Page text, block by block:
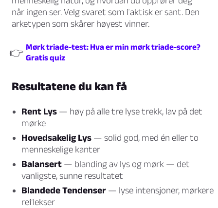
når ingen ser. Velg svaret som faktisk er sant. Den
arketypen som skårer høyest vinner.
👉 Mørk triade-test: Hva er min mørk triade-score?
Gratis quiz
Resultatene du kan få
Rent Lys — høy på alle tre lyse trekk, lav på det
mørke
Hovedsakelig Lys — solid god, med én eller to
menneskelige kanter
Balansert — blanding av lys og mørk — det
vanligste, sunne resultatet
Blandede Tendenser — lyse intensjoner, mørkere
reflekser